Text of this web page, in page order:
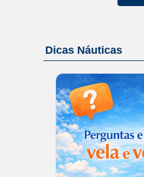
Dicas Náuticas